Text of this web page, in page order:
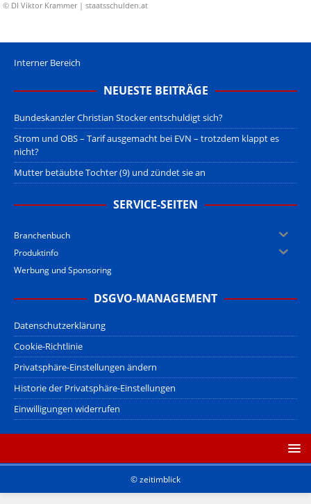
© DI Viktor Krammer | staatsschulden.at
Interner Bereich
NEUESTE BEITRÄGE
Bundeskanzler Christian Stocker entschuldigt sich?
Strom und OBS – Tarif ausgemacht bei EVN – trotzdem klappt es
nicht?
Mutter betäubte Tochter (9) und zündet sie an
SERVICE-SEITEN
Branchenbuch
Produktinfo
Werbung und Sponsoring
DSGVO-MANAGEMENT
Datenschutzerklärung
Cookie-Richtlinie
Privatsphäre-Einstellungen ändern
Historie der Privatsphäre-Einstellungen
Einwilligungen widerrufen
© zeitimblick